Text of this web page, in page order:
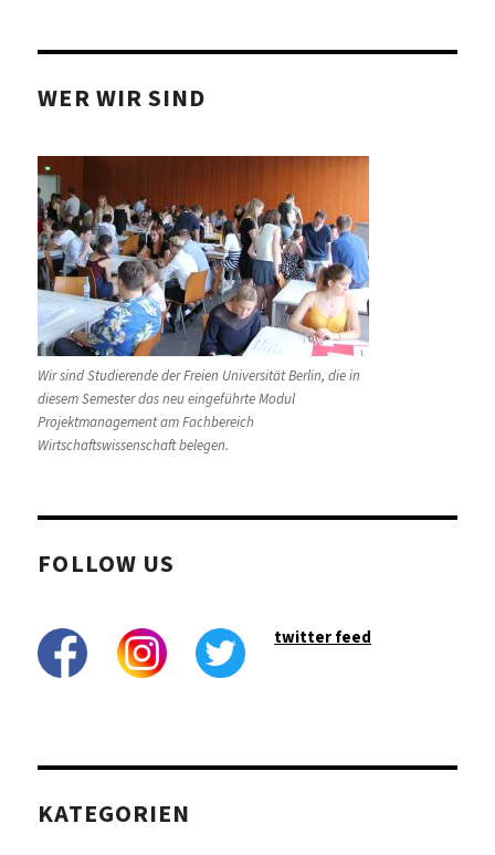
Flugrouten
WER WIR SIND
Wir sind Studierende der Freien Universität Berlin, die in
diesem Semester das neu eingeführte Modul
Projektmanagement am Fachbereich
Wirtschaftswissenschaft belegen.
FOLLOW US
twitter feed
KATEGORIEN